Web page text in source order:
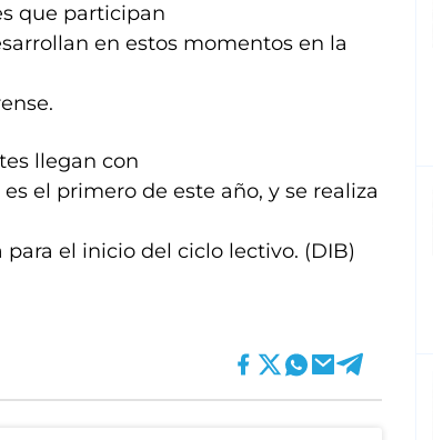
que participan
en estos momentos en la
llegan con
el primero de este año, y se realiza
el inicio del ciclo lectivo. (DIB)